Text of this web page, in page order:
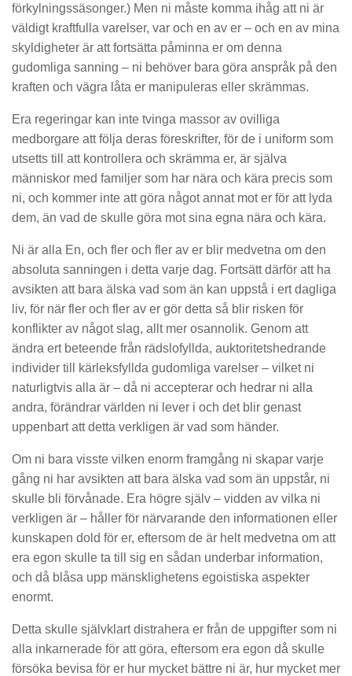
förkylningssäsonger.) Men ni måste komma ihåg att ni är
väldigt kraftfulla varelser, var och en av er – och en av mina
skyldigheter är att fortsätta påminna er om denna
gudomliga sanning – ni behöver bara göra anspråk på den
kraften och vägra låta er manipuleras eller skrämmas.
Era regeringar kan inte tvinga massor av ovilliga
medborgare att följa deras föreskrifter, för de i uniform som
utsetts till att kontrollera och skrämma er, är själva
människor med familjer som har nära och kära precis som
ni, och kommer inte att göra något annat mot er för att lyda
dem, än vad de skulle göra mot sina egna nära och kära.
Ni är alla En, och fler och fler av er blir medvetna om den
absoluta sanningen i detta varje dag. Fortsätt därför att ha
avsikten att bara älska vad som än kan uppstå i ert dagliga
liv, för när fler och fler av er gör detta så blir risken för
konflikter av något slag, allt mer osannolik. Genom att
ändra ert beteende från rädslofyllda, auktoritetshedrande
individer till kärleksfyllda gudomliga varelser – vilket ni
naturligtvis alla är – då ni accepterar och hedrar ni alla
andra, förändrar världen ni lever i och det blir genast
uppenbart att detta verkligen är vad som händer.
Om ni bara visste vilken enorm framgång ni skapar varje
gång ni har avsikten att bara älska vad som än uppstår, ni
skulle bli förvånade. Era högre själv – vidden av vilka ni
verkligen är – håller för närvarande den informationen eller
kunskapen dold för er, eftersom de är helt medvetna om att
era egon skulle ta till sig en sådan underbar information,
och då blåsa upp mänsklighetens egoistiska aspekter
enormt.
Detta skulle självklart distrahera er från de uppgifter som ni
alla inkarnerade för att göra, eftersom era egon då skulle
försöka bevisa för er hur mycket bättre ni är, hur mycket mer